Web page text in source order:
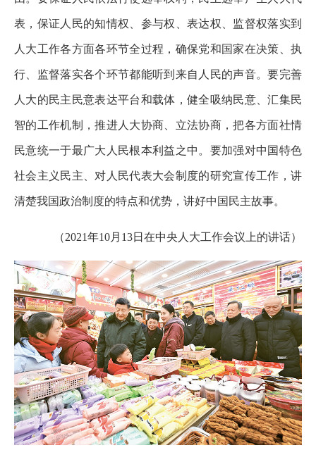
表，保证人民的知情权、参与权、表达权、监督权落实到
人大工作各方面各环节全过程，确保党和国家在决策、执
行、监督落实各个环节都能听到来自人民的声音。要完善
人大的民主民意表达平台和载体，健全吸纳民意、汇集民
智的工作机制，推进人大协商、立法协商，把各方面社情
民意统一于最广大人民根本利益之中。要加强对中国特色
社会主义民主、对人民代表大会制度的研究宣传工作，讲
清楚我国政治制度的特点和优势，讲好中国民主故事。
（2021年10月13日在中央人大工作会议上的讲话）